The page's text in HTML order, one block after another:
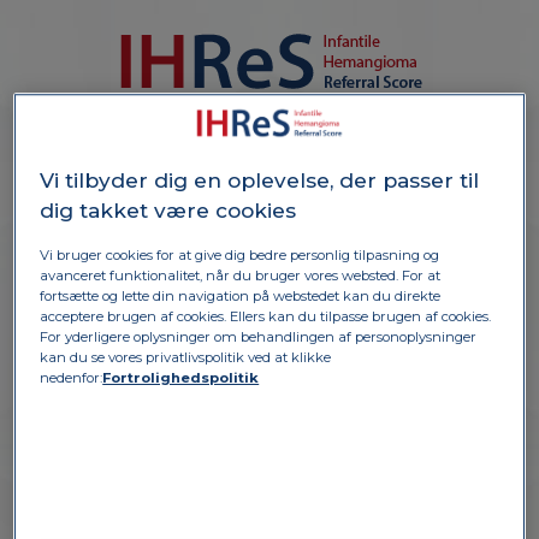
K
i
l
d
e:P
i
e
r
r
e
Fa
b
r
e
s
i
n
t
e
r
n
e
a
r
k
i
v
af
b
i
l
l
e
d
er
GIRL, 2 months
Appearance after birth
3cm
Vi tilbyder dig en oplevelse, der passer til
dig takket være cookies
Vi bruger cookies for at give dig bedre personlig tilpasning og
avanceret funktionalitet, når du bruger vores websted. For at
fortsætte og lette din navigation på webstedet kan du direkte
acceptere brugen af cookies. Ellers kan du tilpasse brugen af cookies.
For yderligere oplysninger om behandlingen af personoplysninger
kan du se vores privatlivspolitik ved at klikke
nedenfor:Fortrolighedspolitik